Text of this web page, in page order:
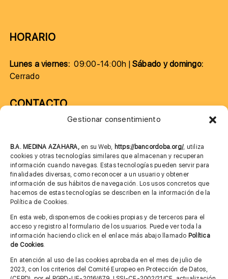
Gestionar consentimiento
B.A. MEDINA AZAHARA, en su Web, https://bancordoba.org/, utiliza
cookies y otras tecnologías similares que almacenan y recuperan
información cuando navegas. Estas tecnologías pueden servir para
finalidades diversas, como reconocer a un usuario y obtener
información de sus hábitos de navegación. Los usos concretos que
hacemos de estas tecnologías se describen en la información de la
Política de Cookies.
En esta web, disponemos de cookies propias y de terceros para el
acceso y registro al formulario de los usuarios. Puede ver toda la
información haciendo click en el enlace más abajo llamado Política
de Cookies.
En atención al uso de las cookies aprobada en el mes de julio de
2023, con los criterios del Comité Europeo en Protección de Datos,
HORARIO
Lunes a viernes:09:00-14:00h |Sábado y domingo:
Cerrado
CONTACTO
685 901 226
MÁS INFORMACIÓN
Aviso legal
Política de privacidad
Cita previa FAGA